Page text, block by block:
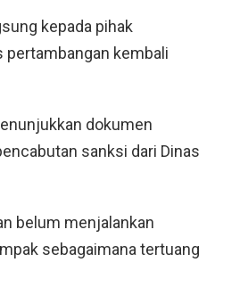
kepada pihak
pertambangan kembali
dokumen
sanksi dari Dinas
belum menjalankan
sebagaimana tertuang